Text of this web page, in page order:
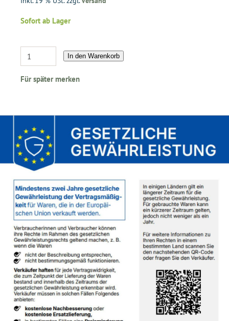
Sofort ab Lager
In den Warenkorb
Für später merken